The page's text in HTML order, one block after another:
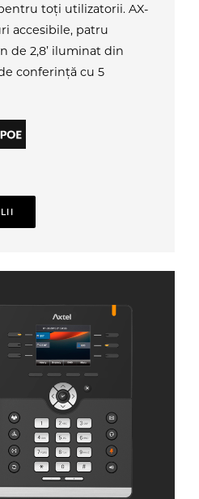
toți utilizatorii. AX-
accesibile, patru
de 2,8’ iluminat din
conferință cu 5